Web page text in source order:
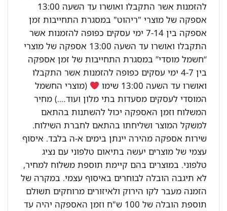
להזמנות אשר התקבלו ואושרו עד השעה 13:00
אספקה של מוצרי "ריהוט" במסגרת התחייבות זמן
אספקה בין 7-14 ימי עסקים כפופה להזמנות אשר
התקבלו ואושרו עד השעה 13:00 אספקה של מוצרי
“חשמל מוסדי” במסגרת התחייבות של זמן אספקה
בין 4-7 ימי עסקים כפופה להזמנות אשר התקבלו
ואושרו עד השעה 13:00 שימו
(מוצרי החשמל
המוסדי לעסקים מסעדות בתי מלון ועוד….) מחיר
המשלוח וזמן האספקה יכול להשתנות בהתאם
למשקל המוצר ושליחתו בהתאם לחברת השילוח.
שירות אספקה מהירה יינתן בימים א-ה בלבד. איסוף
עצמי של מוצרים יעשה בתיאום טלפוני עם נציג
טלפוני. במוצרים בהם קיימת תוספת משלוח למחיר,
לא תיגבה הובלה לבוחרים באיסוף עצמי. במקרה של
הזמנה מעבר לקו הירוק ולאיזורים מרוחקים תשולם
תוספת הובלה של 100 ש"ח וזמן האספקה יהיה עד